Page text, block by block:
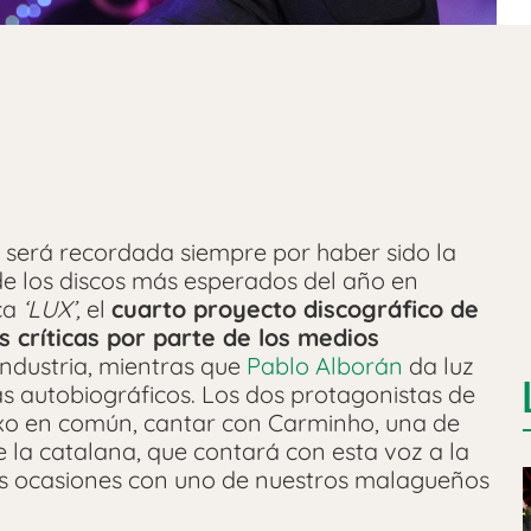
recordada siempre por haber sido la
los discos más esperados del año en
‘LUX’, el cuarto proyecto discográfico de
críticas por parte de los medios
mientras que Pablo Alborán da luz
autobiográficos. Los dos protagonistas de
en común, cantar con Carminho, una de
la catalana, que contará con esta voz a la
ocasiones con uno de nuestros malagueños